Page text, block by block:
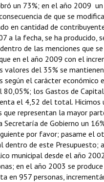
un 73%; en el año 2009
de que se
en cantidad de
a la fecha, se ha producido,
de las menciones que
en el año 2009 con el
valores del 35% se
el carácter económico
80,05%; los Gastos de
el 4,52 del total.
que representan la mayor
Secretaría de Gobierno un
por favor; pasame el
dentro de este Presupuesto;
municipal desde el año
en el año 2003 se
en 957 personas,